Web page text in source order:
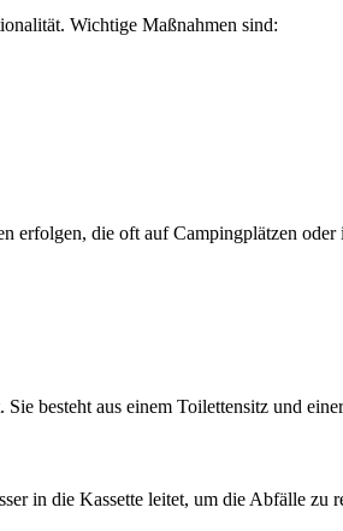
Wichtige Maßnahmen sind:
erfolgen, die oft auf Campingplätzen
besteht aus einem Toilettensitz und
in die Kassette leitet, um die Abfälle zu